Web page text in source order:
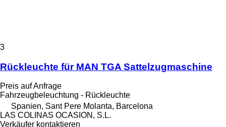
3
Rückleuchte für MAN TGA Sattelzugmaschine
Preis auf Anfrage
Fahrzeugbeleuchtung - Rückleuchte
Spanien, Sant Pere Molanta, Barcelona
LAS COLINAS OCASION, S.L.
Verkäufer kontaktieren